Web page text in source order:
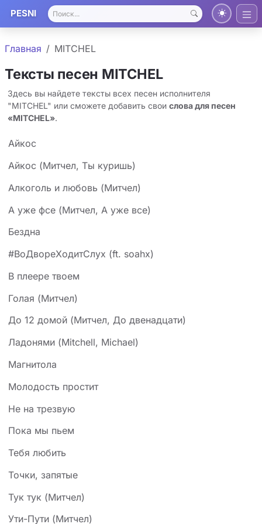
PESNI
Главная MITCHEL
Тексты песен MITCHEL
Здесь вы найдете тексты всех песен исполнителя
"MITCHEL" или сможете добавить свои слова для песен
«MITCHEL».
Айкос
Айкос (Митчел, Ты куришь)
Алкоголь и любовь (Митчел)
А уже фсе (Митчел, А уже все)
Бездна
#ВоДвореХодитСлух (ft. soahx)
В плеере твоем
Голая (Митчел)
До 12 домой (Митчел, До двенадцати)
Ладонями (Mitchell, Michael)
Магнитола
Молодость простит
Не на трезвую
Пока мы пьем
Тебя любить
Точки, запятые
Тук тук (Митчел)
Ути-Пути (Митчел)